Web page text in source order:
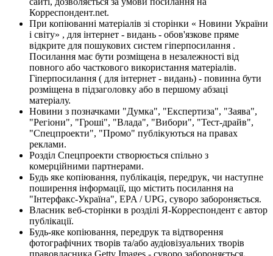
Корреспондент.net.
При копіюванні матеріалів зі сторінки « Новини України
і світу» , для інтернет - видань - обов'язкове пряме
відкрите для пошукових систем гіперпосилання .
Посилання має бути розміщена в незалежності від
повного або часткового використання матеріалів.
Гіперпосилання ( для інтернет - видань) - повинна бути
розміщена в підзаголовку або в першому абзаці
матеріалу.
Новини з позначками "Думка", "Експертиза", "Заява",
"Регіони", "Гроші", "Влада", "Вибори", "Тест-драйв",
"Спецпроекти", "Промо" публікуються на правах
реклами.
Розділ Спецпроекти створюється спільно з
комерційними партнерами.
Будь яке копіювання, публікація, передрук, чи наступне
поширення інформації, що містить посилання на
"Інтерфакс-Україна", EPA / UPG, суворо забороняється.
Власник веб-сторінки в розділі Я-Корреспондент є автор
публікації.
Будь-яке копіювання, передрук та відтворення
фотографічних творів та/або аудіовізуальних творів